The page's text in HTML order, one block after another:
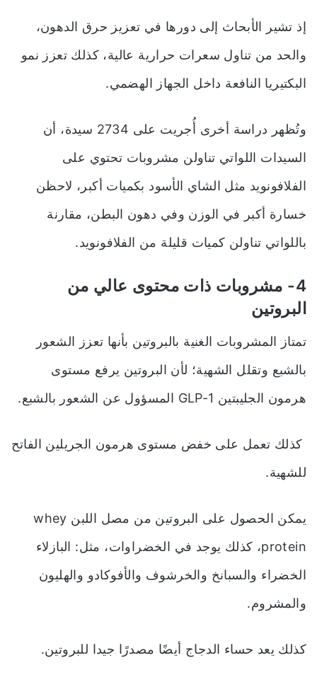
إذ تشير الأبحاث إلى دورها في تعزيز حرق الدهون،
والحد من تناول سعرات حرارية عالية، كذلك تعزز نمو
البكتيريا النافعة داخل الجهاز الهضمي.
وتُظهر دراسة أخرى أُجريت على 2734 سيدة، أن
السيدات اللواتي تناولن مشروبات تحتوي على
الفلافونويد مثل الشاي الأسود بكميات أكبر، لاحظن
خسارة أكبر في الوزن وفي دهون البطن، مقارنة
باللواتي تناولن كميات قليلة من الفلافونويد.
4- مشروبات ذات محتوى عالي من
البروتين
تمتاز المشروبات الغنية بالبروتين بأنها تعزز الشعور
بالشبع وتقلل الشهية؛ لأن البروتين يرفع مستوى
هرمون الجليبتين GLP-1 المسؤول عن الشعور بالشبع.
كذلك تعمل على خفض مستوى هرمون الجريلين الفاتح
للشهية.
يمكن الحصول على البروتين من مصل اللبن whey
protein، كذلك يوجد في الخضراوات، مثل:
البازلاء
الخضراء والسبانخ والخرشوف والأفوكادو والهليون
والمشروم.
كذلك يعد حساء الدجاج أيضًا مصدرًا جيدا للبروتين.